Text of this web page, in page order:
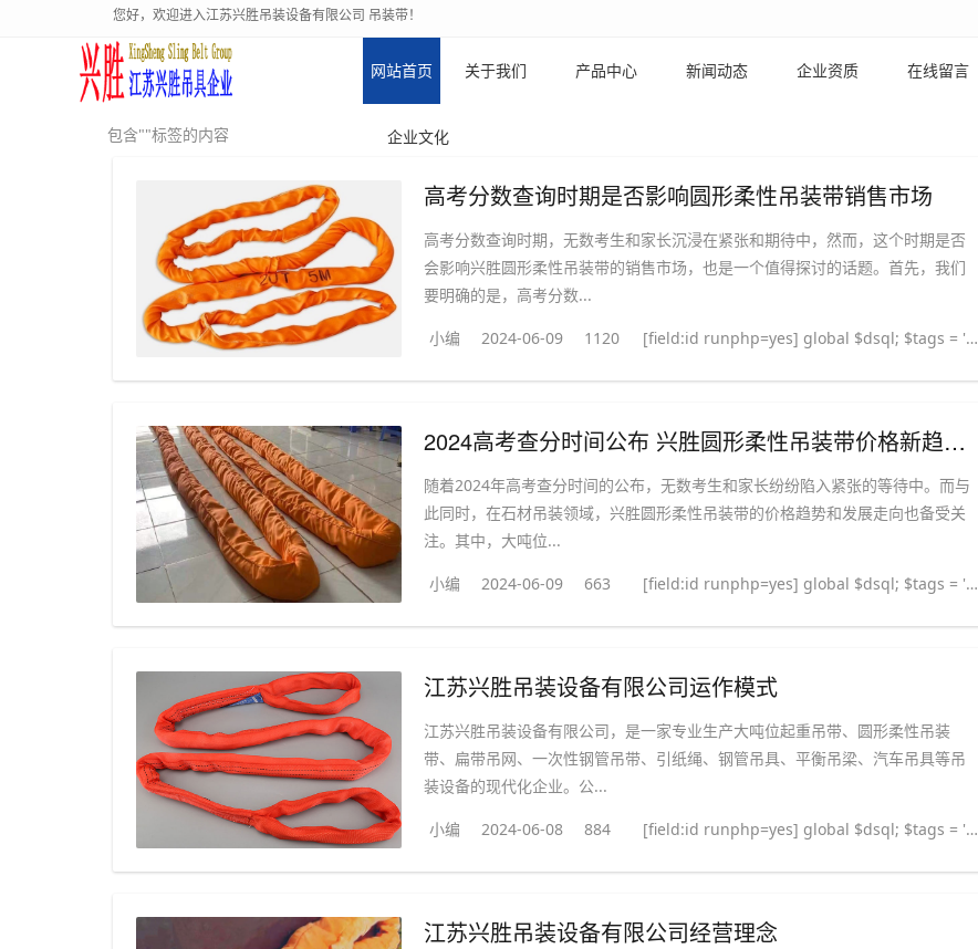
您好，欢迎进入江苏兴胜吊装设备有限公司 吊装带！
网站首页 关于我们 产品中心 新闻动态 企业资质 在线留言
企业文化
包含""标签的内容
高考分数查询时期是否影响圆形柔性吊装带销售市场
高考分数查询时期，无数考生和家长沉浸在紧张和期待中，然而，这个时期是否
会影响兴胜圆形柔性吊装带的销售市场，也是一个值得探讨的话题。首先，我们
要明确的是，高考分数...
小编 2024-06-09 1120 [field:id runphp=yes] global $dsql; $tags = ''; $query = "SELECT tag FROM `#@__taglist` WHERE aid='@me' "; $dsql->Execute('tag',$query); while($row = $dsql->GetArray('tag')) { $tags .= "#
2024高考查分时间公布 兴胜圆形柔性吊装带价格新趋势发展走向如何
随着2024年高考查分时间的公布，无数考生和家长纷纷陷入紧张的等待中。而与
此同时，在石材吊装领域，兴胜圆形柔性吊装带的价格趋势和发展走向也备受关
注。其中，大吨位...
小编 2024-06-09 663 [field:id runphp=yes] global $dsql; $tags = ''; $query = "SELECT tag FROM `#@__taglist` WHERE aid='@me' "; $dsql->Execute('tag',$query); while($row = $dsql->GetArray('tag')) { $tags .= "#
江苏兴胜吊装设备有限公司运作模式
江苏兴胜吊装设备有限公司，是一家专业生产大吨位起重吊带、圆形柔性吊装
带、扁带吊网、一次性钢管吊带、引纸绳、钢管吊具、平衡吊梁、汽车吊具等吊
装设备的现代化企业。公...
小编 2024-06-08 884 [field:id runphp=yes] global $dsql; $tags = ''; $query = "SELECT tag FROM `#@__taglist` WHERE aid='@me' "; $dsql->Execute('tag',$query); while($row = $dsql->GetArray('tag')) { $tags .= "#
江苏兴胜吊装设备有限公司经营理念